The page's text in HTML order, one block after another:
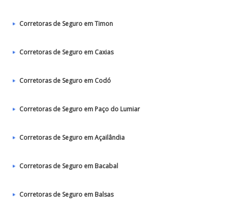
Corretoras de Seguro em Timon
Corretoras de Seguro em Caxias
Corretoras de Seguro em Codó
Corretoras de Seguro em Paço do Lumiar
Corretoras de Seguro em Açailândia
Corretoras de Seguro em Bacabal
Corretoras de Seguro em Balsas